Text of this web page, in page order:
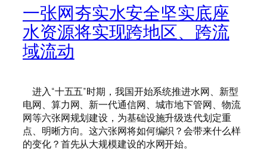
一张网夯实水安全坚实底座
水资源将实现跨地区、跨流
域流动
进入“十五五”时期，我国开始系统推进水网、新型
电网、算力网、新一代通信网、城市地下管网、物流
网等六张网规划建设，为基础设施升级迭代划定重
点、明晰方向。这六张网将如何编织？会带来什么样
的变化？首先从大规模建设的水网开始。